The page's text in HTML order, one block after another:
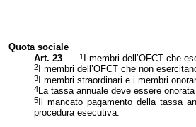
Quota sociale
Art. 23
1I membri dell’OFCT che
2 I membri dell’OFCT che non
3I membri straordinari e i membri
4La tassa annuale deve essere
5
Il mancato pagamento della tassa
procedura esecutiva.